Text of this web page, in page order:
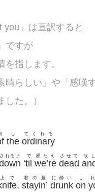
you」は直訳すると
ですが
指します。
晴らしい」や「感嘆
た。）
the
し
ordinary
てくれる
されるま
‘til
で
we’re
横たえ
dead
させて 欲し
上で
, stayin’
君の蔓
drunk
に酔い
on
し